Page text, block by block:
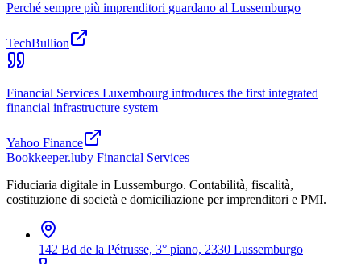
Perché sempre più imprenditori guardano al Lussemburgo
TechBullion
Financial Services Luxembourg introduces the first integrated
financial infrastructure system
Yahoo Finance
Bookkeeper.luby Financial Services
Fiduciaria digitale in Lussemburgo. Contabilità, fiscalità,
costituzione di società e domiciliazione per imprenditori e PMI.
142 Bd de la Pétrusse, 3° piano, 2330 Lussemburgo